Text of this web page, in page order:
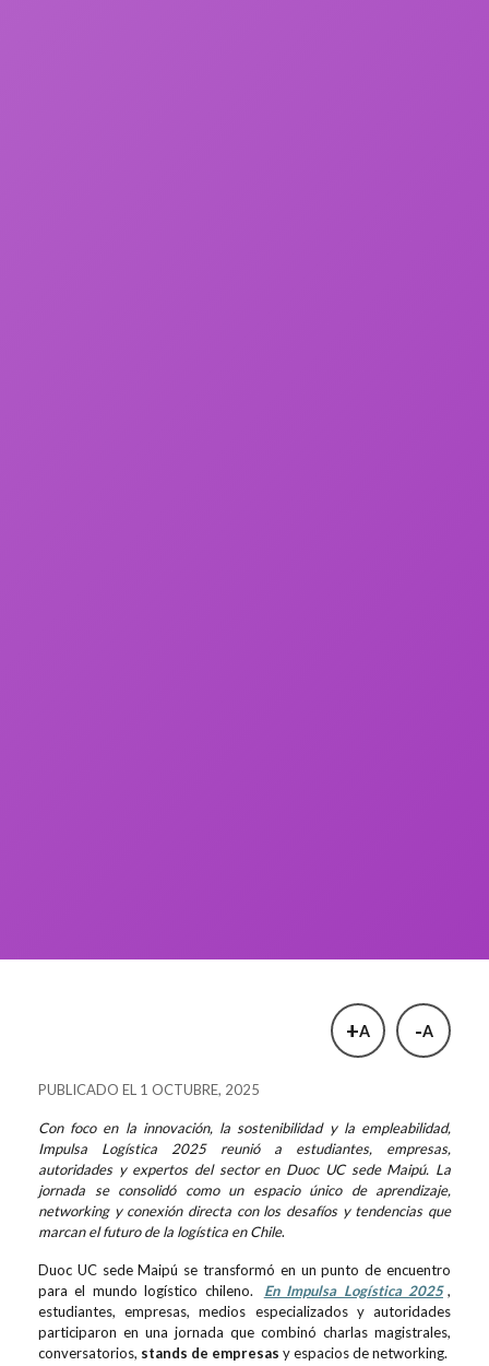
+A -A
PUBLICADO EL 1 OCTUBRE, 2025
Con foco en la innovación, la sostenibilidad y la empleabilidad,
Impulsa Logística 2025 reunió a estudiantes, empresas,
autoridades y expertos del sector en Duoc UC sede Maipú. La
jornada se consolidó como un espacio único de aprendizaje,
networking y conexión directa con los desafíos y tendencias que
marcan el futuro de la logística en Chile.
Duoc UC sede Maipú se transformó en un punto de encuentro
para el mundo logístico chileno.
En Impulsa Logística 2025 ,
estudiantes, empresas, medios especializados y autoridades
participaron en una jornada que combinó charlas magistrales,
conversatorios, stands de empresas y espacios de networking.